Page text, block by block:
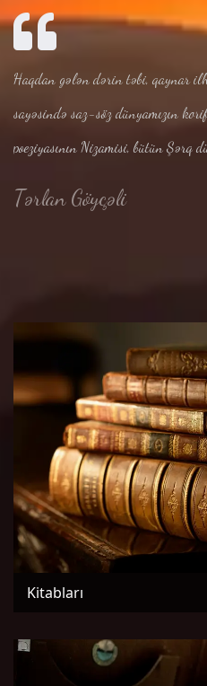
Haqdan gələn dərin təbi, qaynar
sayəsində saz-söz dünyamızın
poeziyasının Nizamisi, bütün Şərq
Tərlan Göyçəli
Kitabları